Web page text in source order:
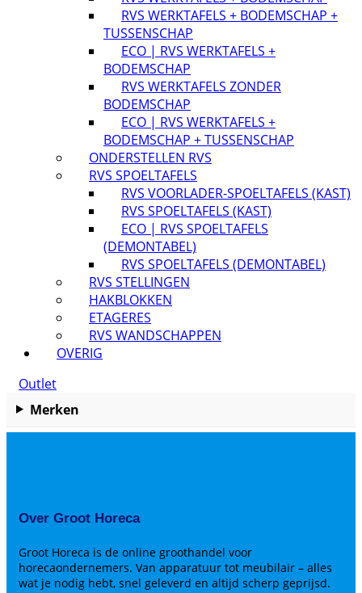
RVS WERKTAFELS + BODEMSCHAP +
TUSSENSCHAP
ECO | RVS WERKTAFELS +
BODEMSCHAP
RVS WERKTAFELS ZONDER
BODEMSCHAP
ECO | RVS WERKTAFELS +
BODEMSCHAP + TUSSENSCHAP
ONDERSTELLEN RVS
RVS SPOELTAFELS
RVS VOORLADER-SPOELTAFELS (KAST)
RVS SPOELTAFELS (KAST)
ECO | RVS SPOELTAFELS
(DEMONTABEL)
RVS SPOELTAFELS (DEMONTABEL)
RVS STELLINGEN
HAKBLOKKEN
ETAGERES
RVS WANDSCHAPPEN
OVERIG
Outlet
Merken
Over Groot Horeca
Groot Horeca is de online groothandel voor
horecaondernemers. Van apparatuur tot meubilair – alles
wat je nodig hebt, snel geleverd en altijd scherp geprijsd.